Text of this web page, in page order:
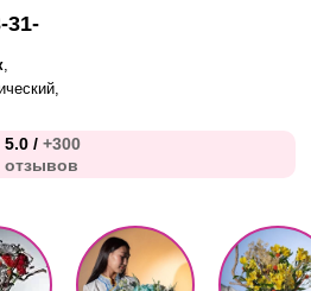
5.0 / +300
отзывов
,
31-